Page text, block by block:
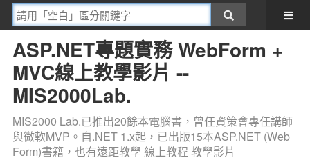
ASP.NET專題實務 WebForm +
MVC線上教學影片 --
MIS2000Lab.
MIS2000 Lab.已推出20餘本電腦書，曾任資策會專任講師
與微軟MVP。自.NET 1.x起，已出版15本ASP.NET (Web
Form)書籍，也有遠距教學 線上教程 教學影片